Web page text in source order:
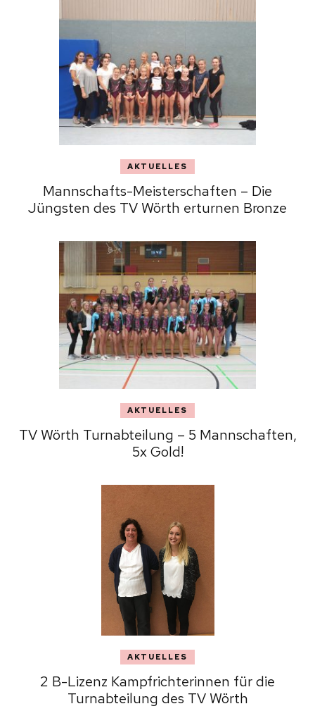
AKTUELLES
Mannschafts-Meisterschaften – Die
Jüngsten des TV Wörth erturnen Bronze
AKTUELLES
TV Wörth Turnabteilung – 5 Mannschaften,
5x Gold!
AKTUELLES
2 B-Lizenz Kampfrichterinnen für die
Turnabteilung des TV Wörth